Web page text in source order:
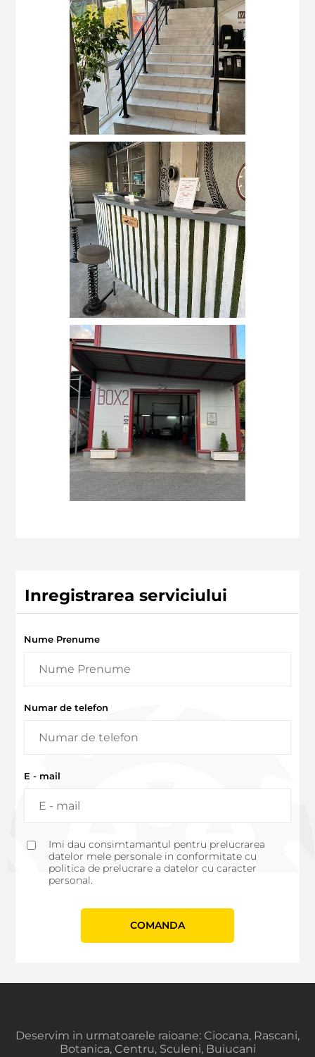
Inregistrarea serviciului
Nume Prenume
Numar de telefon
E - mail
Imi dau consimtamantul pentru prelucrarea
datelor mele personale in conformitate cu
politica de prelucrare a datelor cu caracter
personal.
СOMANDA
Deservim in urmatoarele raioane: Ciocana, Rascani,
Botanica, Centru, Sculeni, Buiucani